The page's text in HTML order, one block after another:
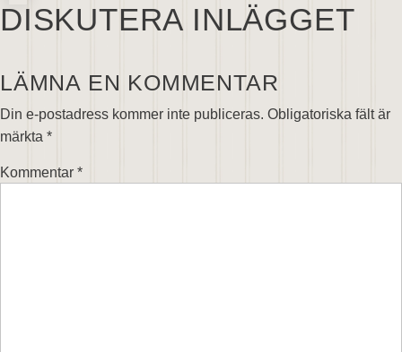
DISKUTERA INLÄGGET
LÄMNA EN KOMMENTAR
Din e-postadress kommer inte publiceras. Obligatoriska fält är
märkta *
Kommentar *